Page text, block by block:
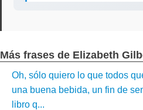
Más frases de Elizabeth
Oh, sólo quiero lo que todos
una buena bebida, un fin de
libro q...